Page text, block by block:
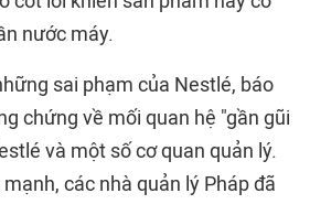
nước máy.
sai phạm của Nestlé, báo
chứng về mối quan hệ "gần gũi
và một số cơ quan quản lý.
các nhà quản lý Pháp đã